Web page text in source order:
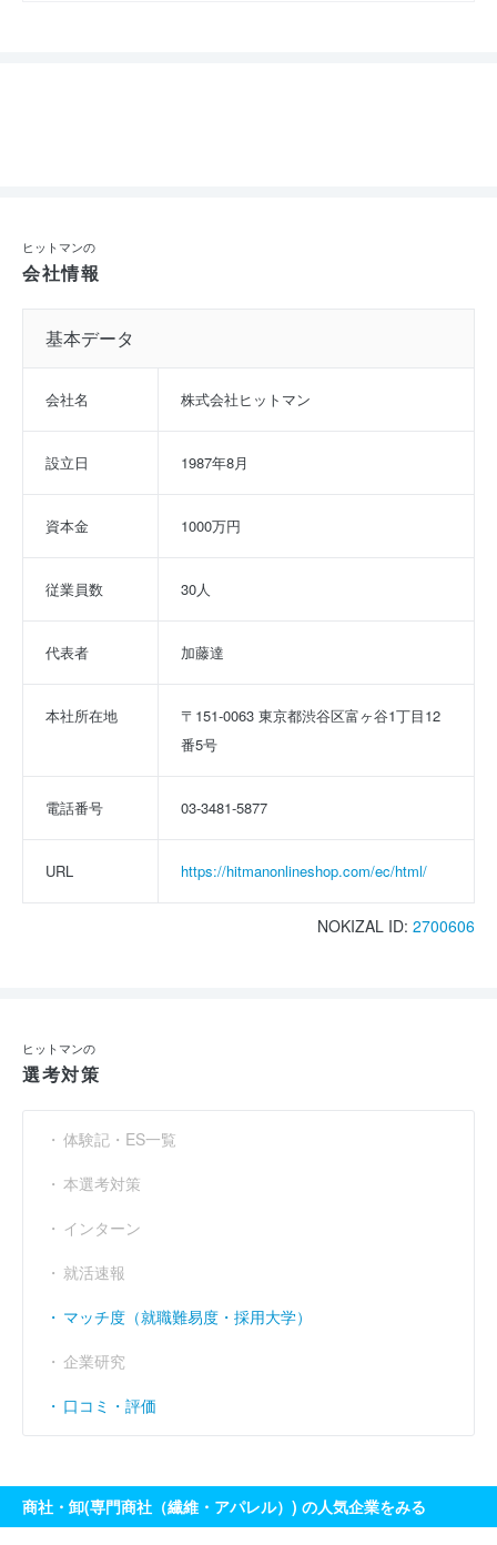
ヒットマンの
会社情報
基本データ
会社名 株式会社ヒットマン
設立日 1987年8月
資本金 1000万円
従業員数 30人
代表者 加藤達
本社所在地
〒151-0063 東京都渋谷区富ヶ谷1丁目12
番5号
電話番号 03-3481-5877
URL https://hitmanonlineshop.com/ec/html/
NOKIZAL ID: 2700606
ヒットマンの
選考対策
体験記・ES一覧
本選考対策
インターン
就活速報
マッチ度（就職難易度・採用大学）
企業研究
口コミ・評価
商社・卸(専門商社（繊維・アパレル）) の人気企業をみる